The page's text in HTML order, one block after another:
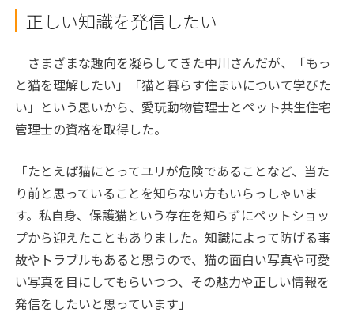
正しい知識を発信したい
さまざまな趣向を凝らしてきた中川さんだが、「もっ
と猫を理解したい」「猫と暮らす住まいについて学びた
い」という思いから、愛玩動物管理士とペット共生住宅
管理士の資格を取得した。
「たとえば猫にとってユリが危険であることなど、当た
り前と思っていることを知らない方もいらっしゃいま
す。私自身、保護猫という存在を知らずにペットショッ
プから迎えたこともありました。知識によって防げる事
故やトラブルもあると思うので、猫の面白い写真や可愛
い写真を目にしてもらいつつ、その魅力や正しい情報を
発信をしたいと思っています」